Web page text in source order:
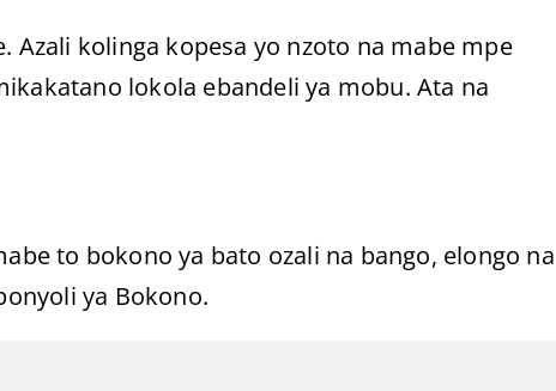
Azali kolinga kopesa yo nzoto na mabe mpe
lokola ebandeli ya mobu. Ata na
to bokono ya bato ozali na bango, elongo na
ya Bokono.